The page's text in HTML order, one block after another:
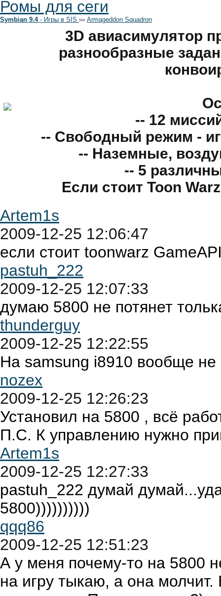
Ромы для сеги
Symbian 9.4- Игры в SIS ››› Armageddon Squadron
3D авиасимулятор
разнообразные
-- 12
-- Свободный режим -
-- Наземные,
-- 5
Eсли стоит Toon
Artem1s
2009-12-25 12:06:47
если стоит toonwarz
pastuh_222
2009-12-25 12:07:33
думаю 5800 не потянет
thunderguy
2009-12-25 12:22:55
На samsung i8910 вообще не
nozex
2009-12-25 12:26:23
Установил на 5800 , всё
П.С. К управлению нужно
Artem1s
2009-12-25 12:27:33
pastuh_222 думай
5800))))))))))
qqq86
2009-12-25 12:51:23
А у меня почему-то на 5800
на игру тыкаю, а она